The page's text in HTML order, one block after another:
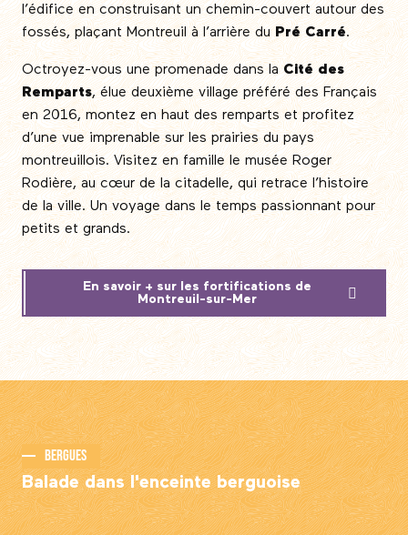
l’édifice en construisant un chemin-couvert autour des
fossés, plaçant Montreuil à l’arrière du Pré Carré.
Octroyez-vous une promenade dans laCité des
Remparts, élue deuxième village préféré des Français
en 2016, montez en haut des remparts et profitez
d’une vue imprenable sur les prairies du pays
montreuillois. Visitez en famille le musée Roger
Rodière, au cœur de la citadelle, qui retrace l’histoire
de la ville. Un voyage dans le temps passionnant pour
petits et grands.
En savoir + sur les fortifications de
Montreuil-sur-Mer
Bergues
Balade dans l'enceinte berguoise